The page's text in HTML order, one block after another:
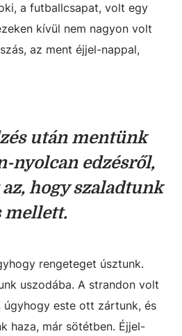
a futballcsapat, volt egy
kívül nem nagyon volt
az ment éjjel-nappal,
után mentünk
nyolcan edzésről,
hogy szaladtunk
mellett.
rengeteget úsztunk.
uszodába. A strandon volt
úgyhogy este ott zártunk, és
haza, már sötétben. Éjjel-